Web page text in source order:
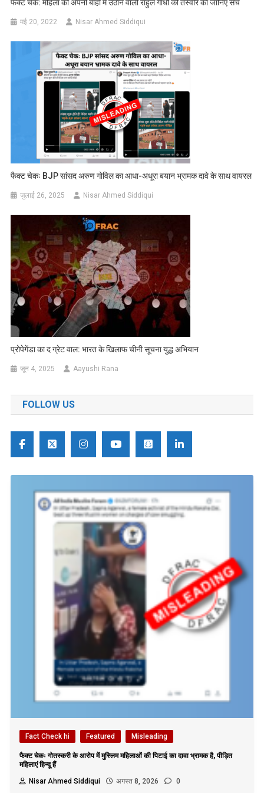
फैक्ट चेक: महिला को अपनी बाहों में उठाने वाली राहुल गांधी की तस्वीर का जानिए सच
मई 20, 2022 Nisar Ahmed Siddiqui
फैक्ट चेकः BJP सांसद अरुण गोविल का आधा-अधूरा बयान भ्रामक दावे के साथ वायरल
जुलाई 26, 2025 Nisar Ahmed Siddiqui
प्रोपेगेंडा का द ग्रेट वाल: भारत के खिलाफ चीनी सूचना युद्ध अभियान
जून 4, 2025 Aayushi Rana
FOLLOW US
Fact Check hi Featured Misleading
फैक्ट चेकः गोतस्करी के आरोप में मुस्लिम महिलाओं की पिटाई का दावा भ्रामक है, पीड़ित
महिलाएं हिन्दू हैं
Nisar Ahmed Siddiqui
अगस्त 8, 2026 0